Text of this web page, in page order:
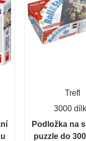
Trefl
3000
Podložka na
puzzle do